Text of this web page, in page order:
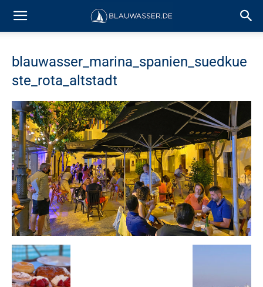
blauwasser_marina_spanien_suedkue
ste_rota_altstadt